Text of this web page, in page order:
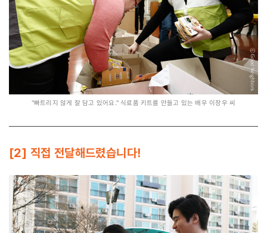
"빠트리지 않게 잘 담고 있어요." 식료품 키트를 만들고 있는 배우 이장우 씨
[2] 직접 전달해드렸습니다!